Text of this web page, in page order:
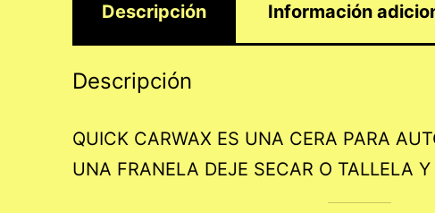
Descripción Información
Descripción
QUICK CARWAX ES UNA CERA PARA
UNA FRANELA DEJE SECAR O TALLELA